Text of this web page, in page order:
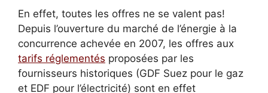
En effet, toutes les offres ne se valent pas!
Depuis l’ouverture du marché de l’énergie à la
concurrence achevée en 2007, les offres aux
tarifs réglementés proposées par les
fournisseurs historiques (GDF Suez pour le gaz
et EDF pour l’électricité) sont en effet